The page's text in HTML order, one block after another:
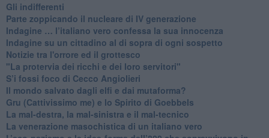
​Gli indifferenti
Parte zoppicando il nucleare di IV generazione
​Indagine … l’italiano vero confessa la sua innocenza
Indagine su un cittadino al di sopra di ogni sospetto
Notizie tra l'orrore ed il grottesco
"La protervia dei ricchi e dei loro servitori"
S’i fossi foco di Cecco Angiolieri
​Il mondo salvato dagli elfi e dai mutaforma?
Gru (Cattivissimo me) e lo Spirito di Goebbels
​La mal-destra, la mal-sinistra e il mal-tecnico
​La venerazione masochistica di un italiano vero